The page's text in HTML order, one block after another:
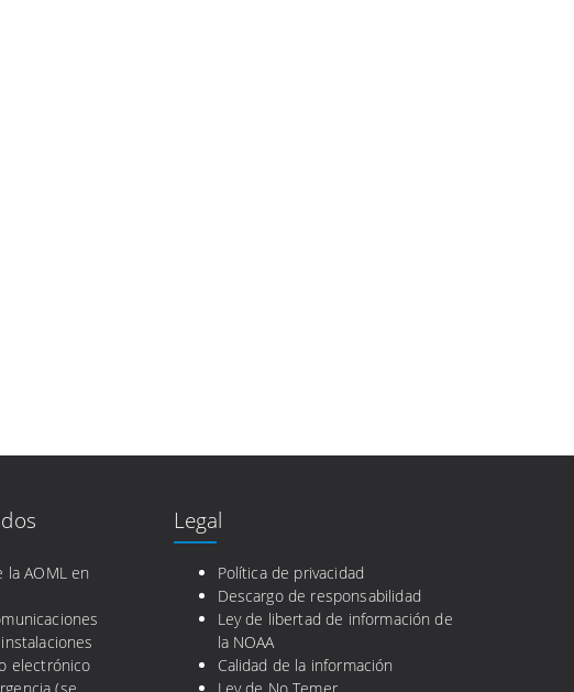
AOML en
electrónico
Legal
Política de privacidad
Descargo de responsabilidad
Ley de libertad de información de
la NOAA
Calidad de la información